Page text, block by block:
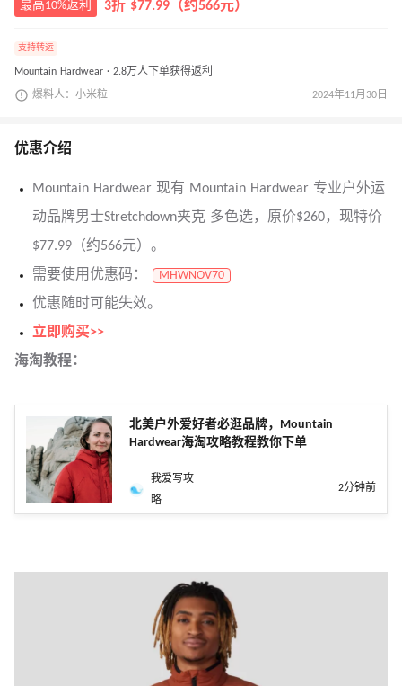
最高10%返利 3折 $77.99（约566元）
支持转运
Mountain Hardwear · 2.8万人下单获得返利
爆料人：小米粒 2024年11月30日
优惠介绍
Mountain Hardwear 现有 Mountain Hardwear 专业户外运
动品牌男士Stretchdown夹克 多色选，原价$260，现特价
$77.99（约566元）。
需要使用优惠码：
MHWNOV70
优惠随时可能失效。
立即购买>>
海淘教程：
北美户外爱好者必逛品牌，Mountain
Hardwear海淘攻略教程教你下单
我爱写攻
略
2分钟前